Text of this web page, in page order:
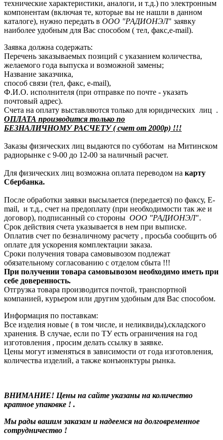
технические характеристики, аналоги, и т.д.) по электронным
компонентам (включая те, которые вы не нашли в данном
каталоге), нужно передать в ООО "РАДИОНЭЛ" заявку
наиболее удобным для Вас способом ( тел, факс,e-mail).
Заявка должна содержать:
Перечень заказываемых позиций с указанием количества,
желаемого года выпуска и возможной замены;
Название заказчика,
способ связи (тел, факс, e-mail),
Ф.И.О. исполнителя (при отправке по почте - указать
почтовый адрес).
Счета на оплату выставляются только для юридических лиц .
ОПЛАТА производится только по
БЕЗНАЛИЧНОМУ РАСЧЕТУ ( счет от 2000р) !!!
Заказы физических лиц выдаются по субботам на Митинском
радиорынке с 9-00 до 12-00 за наличный расчет.
Для физических лиц возможна оплата переводом на карту
Сбербанка.
После обработки заявки высылается (передается) по факсу, E-
mail, и т.д., счет на предоплату (при необходимости так же и
договор), подписанный со стороны ООО "РАДИОНЭЛ".
Срок действия счета указывается в нем при выписке.
Оплатив счет по безналичному расчету , просьба сообщить об
оплате для ускорения комплектации заказа.
Сроки получения товара самовывозом подлежат
обязательному согласованию с отделом сбыта !!!
При получении товара самовывозом необходимо иметь при
себе доверенность.
Отгрузка товара производится почтой, транспортной
компанией, курьером или другим удобным для Вас способом.
Информация по поставкам:
Все изделия новые ( в том числе, и неликвиды),складского
хранения. В случае, если по ТУ есть ограничения на год
изготовления , просим делать ссылку в заявке.
Цены могут изменяться в зависимости от года изготовления,
количества изделий, а также конъюнктуры рынка.
ВНИМАНИЕ! Цены на сайте указаны на количество
кратное упаковке ! .
Мы рады вашим заказам и надеемся на долговременное
сотрудничество !